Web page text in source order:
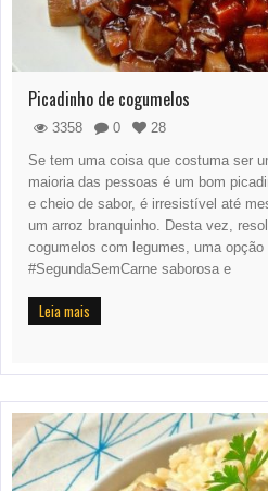
Picadinho de cogumelos
3358 0
28
Se tem uma coisa que costuma ser
maioria das pessoas é um bom
e cheio de sabor, é irresistível até
um arroz branquinho. Desta vez,
cogumelos com legumes, uma
#SegundaSemCarne saborosa e
Leia mais